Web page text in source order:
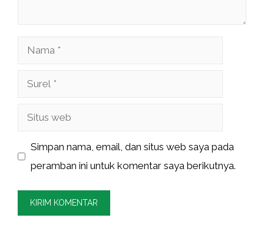
Nama
Surel
Situs
Simpan nama, email, dan situs web saya pada
peramban ini untuk komentar saya berikutnya.